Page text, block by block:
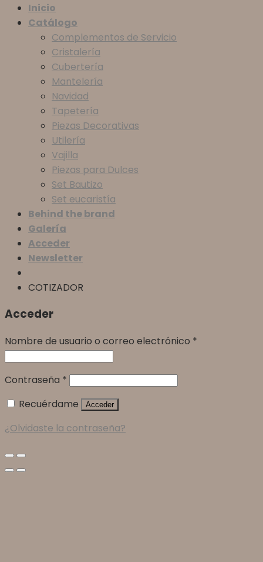
Inicio
Catálogo
Complementos de Servicio
Cristalería
Cubertería
Mantelería
Navidad
Tapetería
Piezas Decorativas
Utilería
Vajilla
Piezas para Dulces
Set Bautizo
Set eucaristía
Behind the brand
Galería
Acceder
Newsletter
COTIZADOR
Acceder
Nombre de usuario o correo electrónico *
Contraseña *
Recuérdame
Acceder
¿Olvidaste la contraseña?